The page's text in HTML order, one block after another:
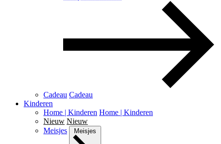
Cadeau Cadeau
Kinderen
Home | Kinderen Home | Kinderen
Nieuw Nieuw
Meisjes
Meisjes